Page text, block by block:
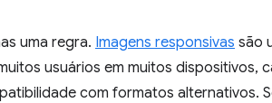
uma regra. Imagens responsivas são
usuários em muitos dispositivos,
com formatos alternativos.